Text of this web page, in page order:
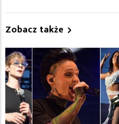
Zobacz także